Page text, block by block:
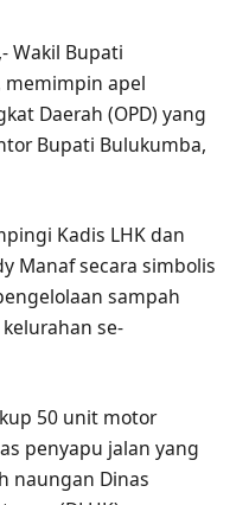
Wakil Bupati
memimpin apel
Daerah (OPD) yang
Bupati Bulukumba,
Kadis LHK dan
Manaf secara simbolis
sampah
se-
50 unit motor
penyapu jalan yang
naungan Dinas